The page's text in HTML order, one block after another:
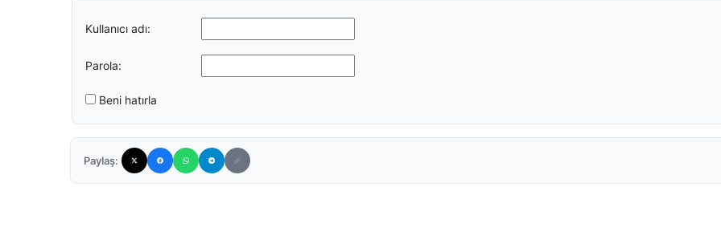
Kullanıcı adı:
Parola:
Beni hatırla
Paylaş: